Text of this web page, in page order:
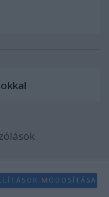
MÓDOSÍTÁSA